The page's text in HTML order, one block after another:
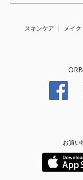
スキンケア メイク
お買い